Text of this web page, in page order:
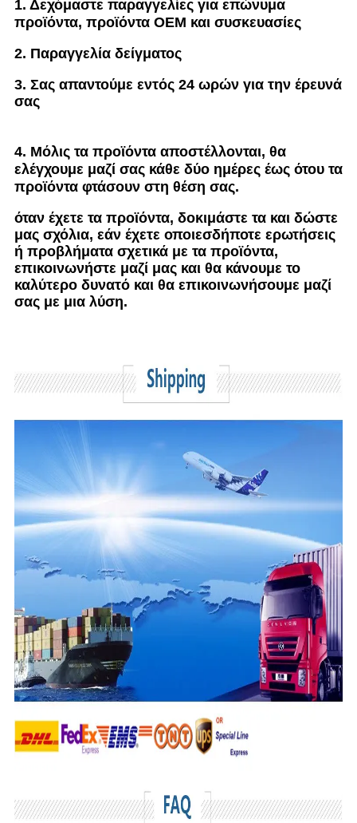
1. Δεχόμαστε παραγγελίες για επώνυμα
προϊόντα, προϊόντα OEM και συσκευασίες
2. Παραγγελία δείγματος
3. Σας απαντούμε εντός 24 ωρών για την έρευνά
σας
4. Μόλις τα προϊόντα αποστέλλονται, θα
ελέγχουμε μαζί σας κάθε δύο ημέρες έως ότου τα
προϊόντα φτάσουν στη θέση σας.
όταν έχετε τα προϊόντα, δοκιμάστε τα και δώστε
μας σχόλια, εάν έχετε οποιεσδήποτε ερωτήσεις
ή προβλήματα σχετικά με τα προϊόντα,
επικοινωνήστε μαζί μας και θα κάνουμε το
καλύτερο δυνατό και θα επικοινωνήσουμε μαζί
σας με μια λύση.